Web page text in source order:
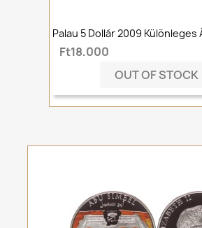
Palau 5 Dollár 2009 Különleges
Ft18,000
OUT OF STOCK